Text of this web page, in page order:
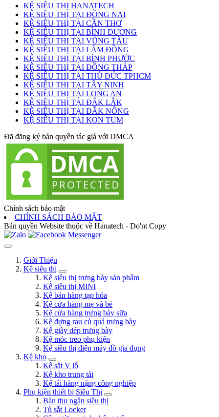
KỆ SIÊU THỊ HANATECH
KỆ SIÊU THỊ TẠI ĐỒNG NAI
KỆ SIÊU THỊ TẠI CẦN THƠ
KỆ SIÊU THỊ TẠI BÌNH DƯƠNG
KỆ SIÊU THỊ TẠI VŨNG TÀU
KỆ SIÊU THỊ TẠI LÂM ĐỒNG
KỆ SIÊU THỊ TẠI BÌNH PHƯỚC
KỆ SIÊU THỊ TẠI ĐỒNG THÁP
KỆ SIÊU THỊ TẠI THỦ ĐỨC TPHCM
KỆ SIÊU THỊ TẠI TÂY NINH
KỆ SIÊU THỊ TẠI LONG AN
KỆ SIÊU THỊ TẠI ĐẮK LẮK
KỆ SIÊU THỊ TẠI ĐẮK NÔNG
KỆ SIÊU THỊ TẠI KON TUM
Đã đăng ký bản quyền tác giả với DMCA
Chính sách bảo mật
CHÍNH SÁCH BẢO MẬT
Bản quyền Website thuộc về Hanatech - Do'nt Copy
Giới Thiệu
Kệ siêu thị
Kệ siêu thị trưng bày sản phẩm
Kệ siêu thị MINI
Kệ bán hàng tạp hóa
Kệ cửa hàng mẹ và bé
Kệ cửa hàng trưng bày sữa
Kệ đựng rau củ quả trưng bày
Kệ giày dép trưng bày
Kệ móc treo phụ kiện
Kệ siêu thị điện máy đồ gia dụng
Kệ kho
Kệ sắt V lỗ
Kệ kho trung tải
Kệ tải hàng nặng công nghiệp
Phụ kiện thiết bị Siêu Thị
Bàn thu ngân siêu thị
Tủ sắt Locker